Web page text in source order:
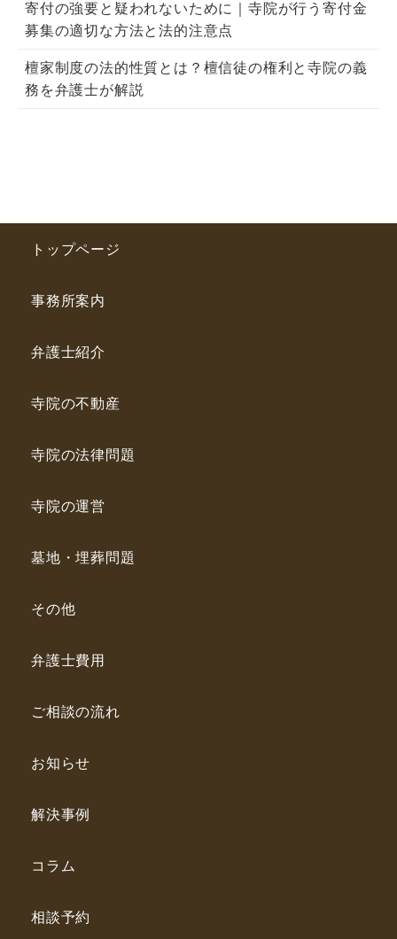
寄付の強要と疑われないために｜寺院が行う寄付金
募集の適切な方法と法的注意点
檀家制度の法的性質とは？檀信徒の権利と寺院の義
務を弁護士が解説
トップページ
事務所案内
弁護士紹介
寺院の不動産
寺院の法律問題
寺院の運営
墓地・埋葬問題
その他
弁護士費用
ご相談の流れ
お知らせ
解決事例
コラム
相談予約